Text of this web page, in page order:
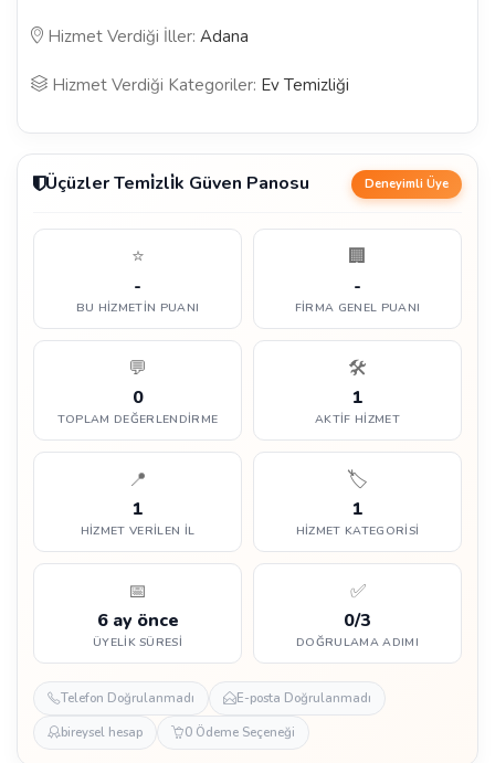
Hizmet Verdiği İller: Adana
Hizmet Verdiği Kategoriler: Ev Temizliği
Üçüzler Temi̇zli̇k Güven Panosu Deneyimli Üye
⭐
-
BU HIZMETIN PUANI
🏢
-
FIRMA GENEL PUANI
💬
0
TOPLAM DEĞERLENDIRME
🛠️
1
AKTIF HIZMET
📍
1
HIZMET VERILEN İL
🏷️
1
HIZMET KATEGORISI
📅
6 ay önce
ÜYELIK SÜRESI
✅
0/3
DOĞRULAMA ADIMI
Telefon Doğrulanmadı
E-posta Doğrulanmadı
bireysel hesap
0 Ödeme Seçeneği